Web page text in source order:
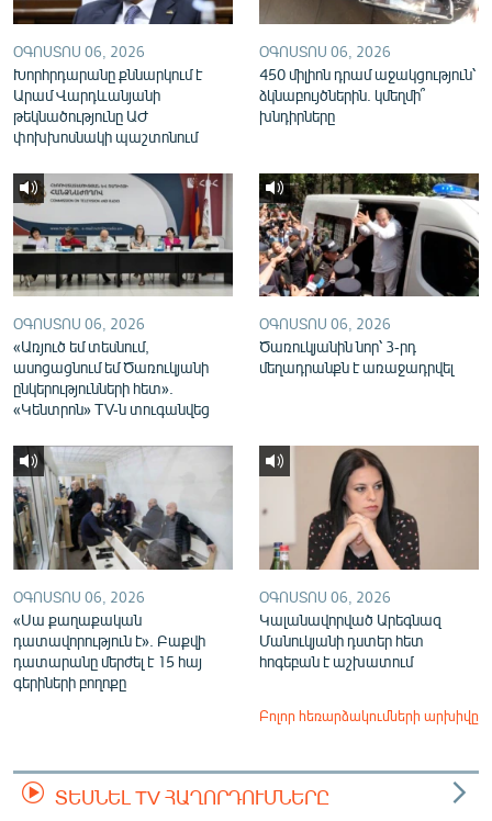
«Ազատության» բոլոր կայքերը
ՕԳՈՍՏՈՍ 06, 2026
Խորհրդարանը քննարկում է
Արամ Վարդևանյանի
թեկնածությունը ԱԺ
փոխխոսնակի պաշտոնում
ՕԳՈՍՏՈՍ 06, 2026
450 միլիոն դրամ աջակցություն՝
ձկնաբույծներին. կմեղմի՞
խնդիրները
ՕԳՈՍՏՈՍ 06, 2026
«Առյուծ եմ տեսնում,
ասոցացնում եմ Ծառուկյանի
ընկերությունների հետ».
«Կենտրոն» TV-ն տուգանվեց
ՕԳՈՍՏՈՍ 06, 2026
Ծառուկյանին նոր՝ 3-րդ
մեղադրանքն է առաջադրվել
ՕԳՈՍՏՈՍ 06, 2026
«Սա քաղաքական
դատավորություն է». Բաքվի
դատարանը մերժել է 15 հայ
գերիների բողոքը
ՕԳՈՍՏՈՍ 06, 2026
Կալանավորված Արեգնազ
Մանուկյանի դստեր հետ
հոգեբան է աշխատում
Բոլոր հեռարձակումների արխիվը
ՏԵՍՆԵԼ TV ՀԱՂՈՐԴՈՒՄՆԵՐԸ